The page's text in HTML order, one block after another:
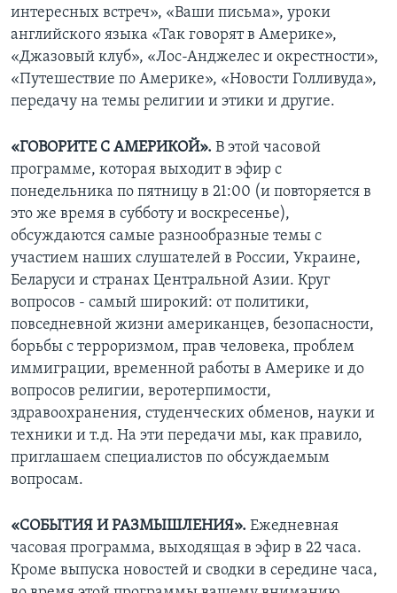
интересных встреч», «Ваши письма», уроки
английского языка «Так говорят в Америке»,
«Джазовый клуб», «Лос-Анджелес и окрестности»,
«Путешествие по Америке», «Новости Голливуда»,
передачу на темы религии и этики и другие.
«ГОВОРИТЕ С АМЕРИКОЙ». В этой часовой
программе, которая выходит в эфир с
понедельника по пятницу в 21:00 (и повторяется в
это же время в субботу и воскресенье),
обсуждаются самые разнообразные темы с
участием наших слушателей в России, Украине,
Беларуси и странах Центральной Азии. Круг
вопросов - самый широкий: от политики,
повседневной жизни американцев, безопасности,
борьбы с терроризмом, прав человека, проблем
иммиграции, временной работы в Америке и до
вопросов религии, веротерпимости,
здравоохранения, студенческих обменов, науки и
техники и т.д. На эти передачи мы, как правило,
приглашаем специалистов по обсуждаемым
вопросам.
«СОБЫТИЯ И РАЗМЫШЛЕНИЯ». Ежедневная
часовая программа, выходящая в эфир в 22 часа.
Кроме выпуска новостей и сводки в середине часа,